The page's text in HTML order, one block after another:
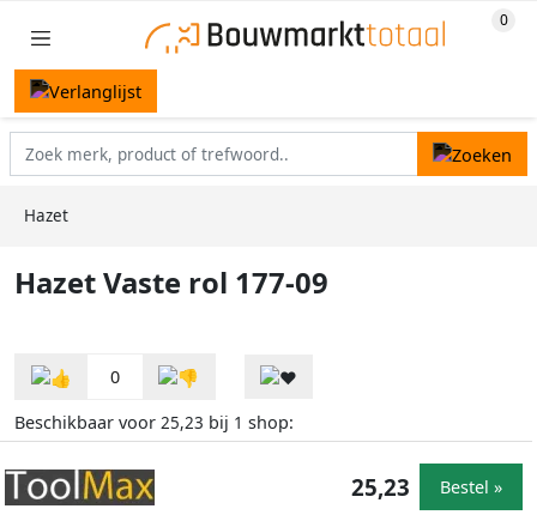
Hazet
Hazet Vaste rol 177-09
0
Beschikbaar voor 25,23 bij 1 shop:
25,23 Bestel »